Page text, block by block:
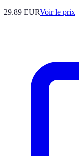
29.89 EURVoir le prix